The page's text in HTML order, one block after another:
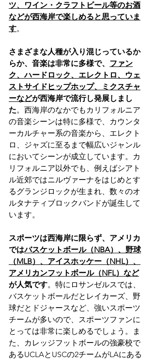
ツ、ワイン・クラフトビール等のお酒
などが西海岸で楽しめると思っていま
す。
さまざまな人種が入り混じっているか
らか、音楽は非常に多様で、 ファン
ク、ハードロック、エレクトロ、ウェ
ストサイドヒップホップ、ミクスチャ
ーなどが西海岸で流行し発展しまし
た。西海岸のなかでもカリフォルニア
の音楽シーンは特に多様で、カウンタ
ーカルチャー系の音楽から、エレクト
ロ、ジャズに至るまで幅広いジャンル
においてシーンが成立しています。カ
リフォルニア以外でも、例えばシアト
ル近郊ではニルヴァーナをはじめとす
るグランジロックが生まれ、数々のオ
ルタナティブロックバンドが誕生して
います。
スポーツは西海岸に限らず、アメリカ
ではバスケットボール（NBA）、野球
（MLB）、アイスホッケー（NHL）、
アメリカンフットボール（NFL）など
が人気です。特にロサンゼルスでは、
バスケットボールだとレイカーズ、野
球だとドジャースなど、強いスポーツ
チームが多いので、スポーツファンに
とっては非常に楽しめるでしょう。ま
た、カレッジフットボールの強豪校で
あるUCLAとUSCの2チームがLAにある